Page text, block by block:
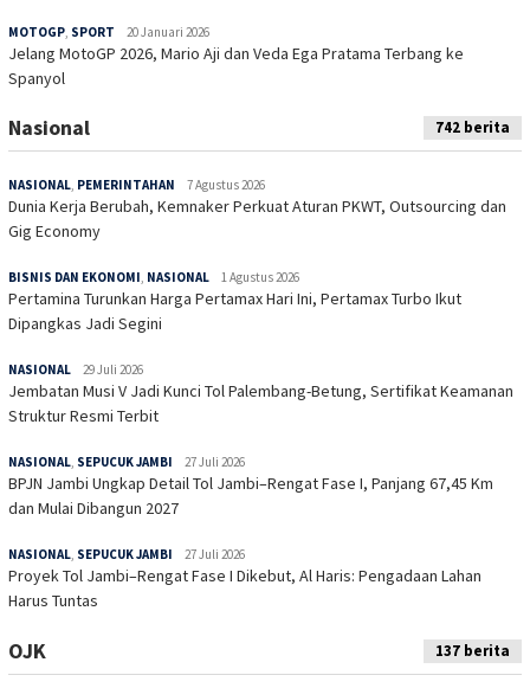
MOTOGP SPORT 20 Januari 2026
Jelang MotoGP 2026, Mario Aji dan Veda Ega Pratama Terbang ke
Spanyol
Nasional 742 berita
NASIONAL, PEMERINTAHAN 7 Agustus 2026
Dunia Kerja Berubah, Kemnaker Perkuat Aturan PKWT, Outsourcing dan
Gig Economy
BISNIS DAN EKONOMI, NASIONAL 1 Agustus 2026
Pertamina Turunkan Harga Pertamax Hari Ini, Pertamax Turbo Ikut
Dipangkas Jadi Segini
NASIONAL 29 Juli 2026
Jembatan Musi V Jadi Kunci Tol Palembang-Betung, Sertifikat Keamanan
Struktur Resmi Terbit
NASIONAL, SEPUCUK JAMBI 27 Juli 2026
BPJN Jambi Ungkap Detail Tol Jambi–Rengat Fase I, Panjang 67,45 Km
dan Mulai Dibangun 2027
NASIONAL, SEPUCUK JAMBI 27 Juli 2026
Proyek Tol Jambi–Rengat Fase I Dikebut, Al Haris: Pengadaan Lahan
Harus Tuntas
OJK 137 berita